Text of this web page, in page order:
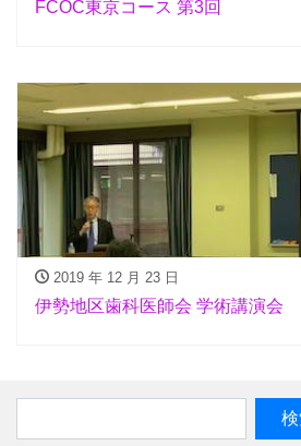
FCOC東京コース 第3回
2019 年 12 月 23 日
伊勢地区歯科医師会 学術講演会